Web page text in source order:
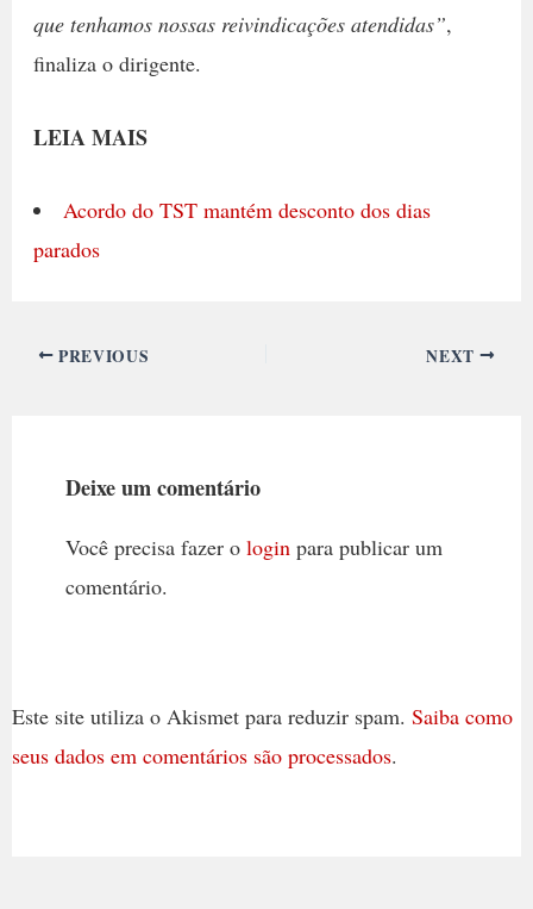
que tenhamos nossas reivindicações atendidas”,
finaliza o dirigente.
LEIA MAIS
Acordo do TST mantém desconto dos dias
parados
PREVIOUS NEXT
Deixe um comentário
Você precisa fazer o login para publicar um
comentário.
Este site utiliza o Akismet para reduzir spam. Saiba como
seus dados em comentários são processados.